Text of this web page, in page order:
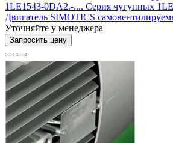
1LE1543-0DA2.-.... Серия чугунных
Двигатель SIMOTICS
Уточняйте у менеджера
Запросить цену